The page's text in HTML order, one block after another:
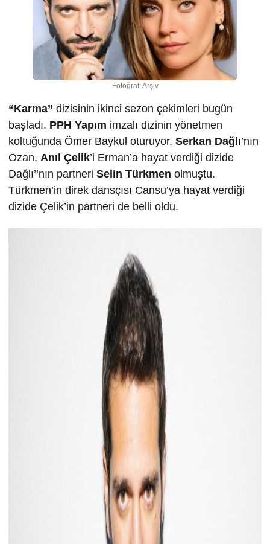
Fotoğraf: Arşiv
“Karma” dizisinin ikinci sezon çekimleri bugün
başladı. PPH Yapım imzalı dizinin yönetmen
koltuğunda Ömer Baykul oturuyor. Serkan Dağlı’nın
Ozan, Anıl Çelik’i Erman’a hayat verdiği dizide
Dağlı’’nın partneri Selin Türkmen olmuştu.
Türkmen’in direk dansçısı Cansu’ya hayat verdiği
dizide Çelik’in partneri de belli oldu.